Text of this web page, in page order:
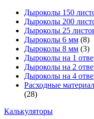
Дыроколы 150
Дыроколы 200
Дыроколы 25
Дыроколы 6 мм (8)
Дыроколы 8 мм (3)
Дыроколы на 1
Дыроколы на 2
Дыроколы на 4
Расходные
(28)
Калькуляторы